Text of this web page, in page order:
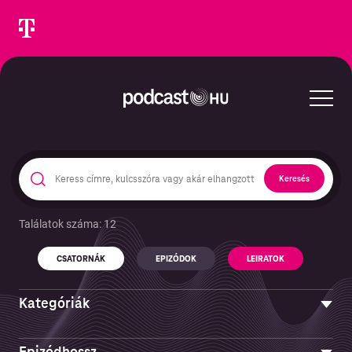
Keresés
Keresés epizódokban és podcastekben
CSATORNÁK
Találatok száma: 12
CSATORNÁK EPIZÓDOK LEIRATOK
Kategóriák
Művészet